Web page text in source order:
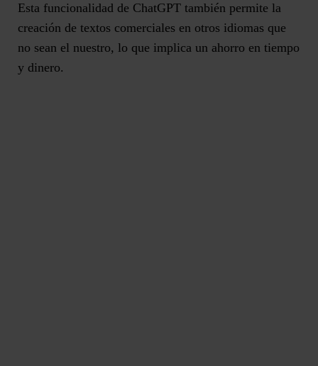
Esta funcionalidad de ChatGPT también permite la
creación de textos comerciales en otros idiomas que
no sean el nuestro, lo que implica un ahorro en tiempo
y dinero.